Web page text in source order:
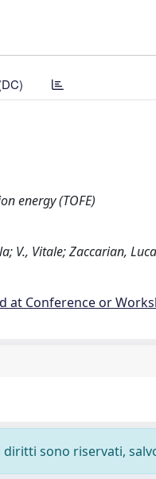
energy (TOFE)
V., Vitale; Zaccarian, Luca
at Conference or
sono riservati,